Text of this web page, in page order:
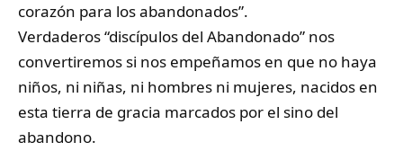
corazón para los abandonados”.
Verdaderos “discípulos del Abandonado” nos
convertiremos si nos empeñamos en que no haya
niños, ni niñas, ni hombres ni mujeres, nacidos en
esta tierra de gracia marcados por el sino del
abandono.